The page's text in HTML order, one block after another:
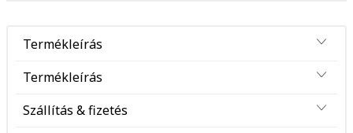
Termékleírás
Termékleírás
Szállítás & fizetés